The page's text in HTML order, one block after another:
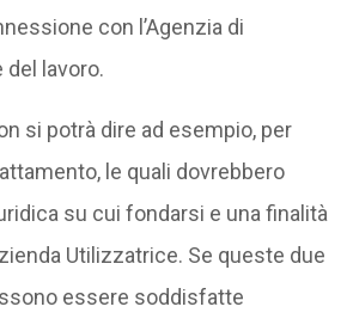
con l’Agenzia di
lavoro.
si potrà dire ad esempio, per
le quali dovrebbero
su cui fondarsi e una finalità
Utilizzatrice. Se queste due
essere soddisfatte